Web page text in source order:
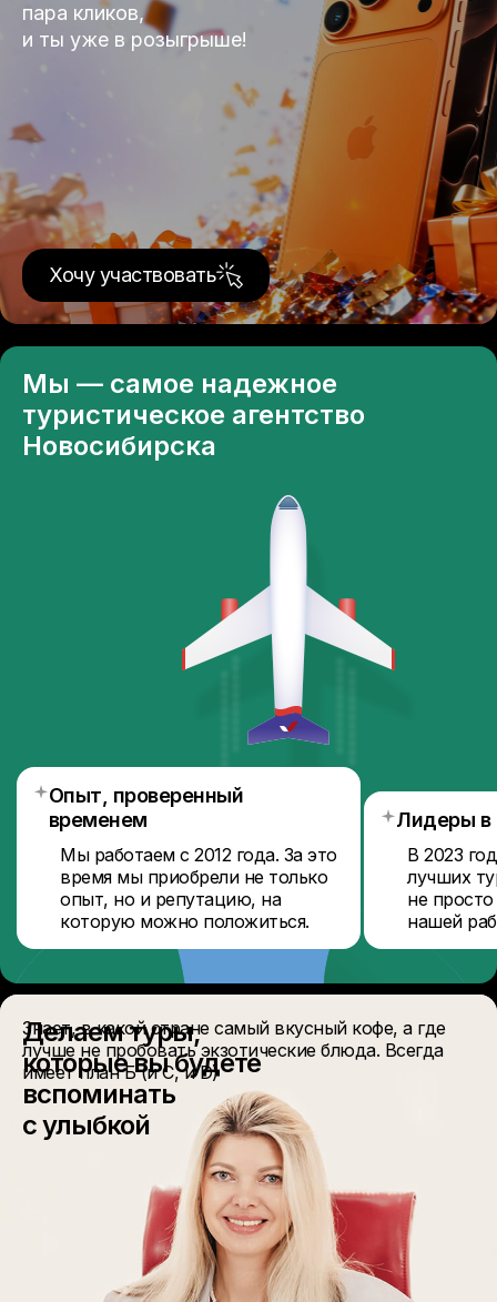
пара кликов,
и ты уже в розыгрыше!
Хочу участвовать
Мы — самое надежное
туристическое агентство
Новосибирска
Опыт, проверенный
временем
Мы работаем с 2012 года. За это
время мы приобрели не только
опыт, но и репутацию, на
которую можно положиться.
Лидеры в
В 2023
лучших
не
нашей
Делаем туры,
которые вы будете
вспоминать
с улыбкой
Знает, в какой стране самый вкусный кофе, а где
лучше не пробовать экзотические блюда. Всегда
имеет план Б (и С, и D)